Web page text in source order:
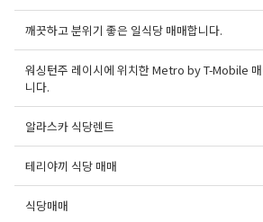
깨끗하고 분위기 좋은 일식당 매매합니다.
워싱턴주 레이시에 위치한 Metro by T-Mobile
니다.
알라스카 식당렌트
테리야끼 식당 매매
식당매매